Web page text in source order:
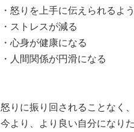
・怒りを上手に伝えられるよ
・ストレスが減る
・心身が健康になる
・人間関係が円滑になる
怒りに振り回されることなく
今より、より良い自分になりた